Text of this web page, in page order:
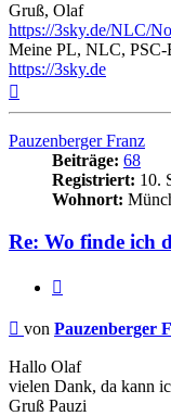
Gruß, Olaf
https://3sky.de/NLC/
Meine PL, NLC, PSC-
https://3sky.de
Pauzenberger Franz
Beiträge: 68
Registriert: 10.
Wohnort:
Re: Wo finde ich
Beitrag
von Pauzenberger
Hallo Olaf
vielen Dank, da kann
Gruß Pauzi